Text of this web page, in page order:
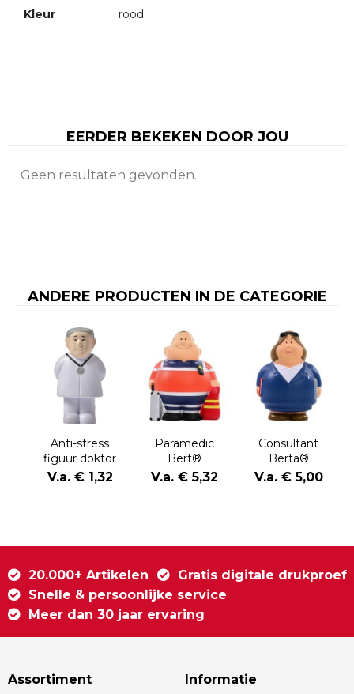
Kleur rood
EERDER BEKEKEN DOOR JOU
Geen resultaten gevonden.
ANDERE PRODUCTEN IN DE CATEGORIE
Anti-stress
figuur doktor
Lily
V.a. € 1,32
Paramedic
Bert®
V.a. € 5,32
Consultant
Berta®
V.a. € 5,00
20.000+ Artikelen
Gratis digitale drukproef
Snelle & persoonlijke service
Meer dan 30 jaar ervaring
Assortiment Informatie